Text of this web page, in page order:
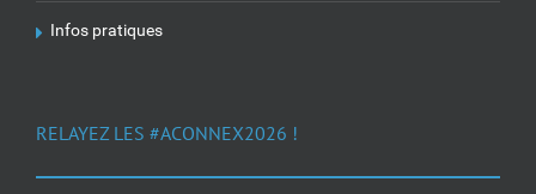
Infos pratiques
RELAYEZ LES #ACONNEX2026 !